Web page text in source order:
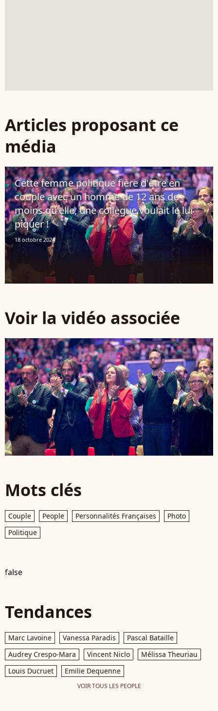
Articles proposant ce
média
Cette femme politique fière d'être en
couple avec un homme de 12 ans de
moins qu'elle, une collègue voulait le lui
piquer !
18 octobre 2024
Voir la vidéo associée
Mots clés
Couple People Personnalités Françaises
Photo
Politique
false
Tendances
Marc Lavoine Vanessa Paradis
Pascal Bataille
Audrey Crespo-Mara
Vincent Niclo
Mélissa Theuriau
Louis Ducruet
Emilie Dequenne
VOIR TOUS LES PEOPLE